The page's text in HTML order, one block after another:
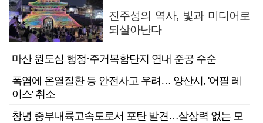
진주성의 역사, 빛과 미디어로
되살아난다
마산 원도심 행정·주거복합단지 연내 준공 수순
폭염에 온열질환 등 안전사고 우려… 양산시, '어필 레
이스' 취소
창녕 중부내륙고속도로서 포탄 발견…살상력 없는 모